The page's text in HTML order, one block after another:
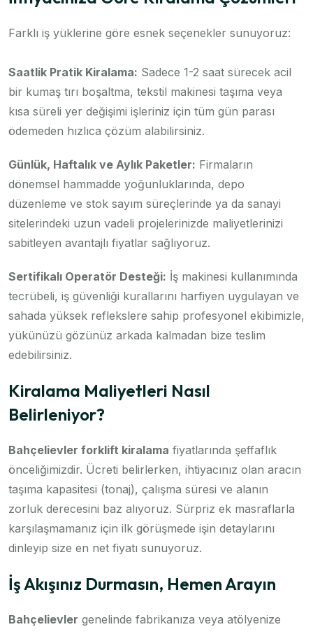
Farklı iş yüklerine göre esnek seçenekler sunuyoruz:
Saatlik Pratik Kiralama: Sadece 1-2 saat sürecek acil
bir kumaş tırı boşaltma, tekstil makinesi taşıma veya
kısa süreli yer değişimi işleriniz için tüm gün parası
ödemeden hızlıca çözüm alabilirsiniz.
Günlük, Haftalık ve Aylık Paketler: Firmaların
dönemsel hammadde yoğunluklarında, depo
düzenleme ve stok sayım süreçlerinde ya da sanayi
sitelerindeki uzun vadeli projelerinizde maliyetlerinizi
sabitleyen avantajlı fiyatlar sağlıyoruz.
Sertifikalı Operatör Desteği: İş makinesi kullanımında
tecrübeli, iş güvenliği kurallarını harfiyen uygulayan ve
sahada yüksek reflekslere sahip profesyonel ekibimizle,
yükünüzü gözünüz arkada kalmadan bize teslim
edebilirsiniz.
Kiralama Maliyetleri Nasıl
Belirleniyor?
Bahçelievler forklift kiralama fiyatlarında şeffaflık
önceliğimizdir. Ücreti belirlerken, ihtiyacınız olan aracın
taşıma kapasitesi (tonaj), çalışma süresi ve alanın
zorluk derecesini baz alıyoruz. Sürpriz ek masraflarla
karşılaşmamanız için ilk görüşmede işin detaylarını
dinleyip size en net fiyatı sunuyoruz.
İş Akışınız Durmasın, Hemen Arayın
Bahçelievler genelinde fabrikanıza veya atölyenize